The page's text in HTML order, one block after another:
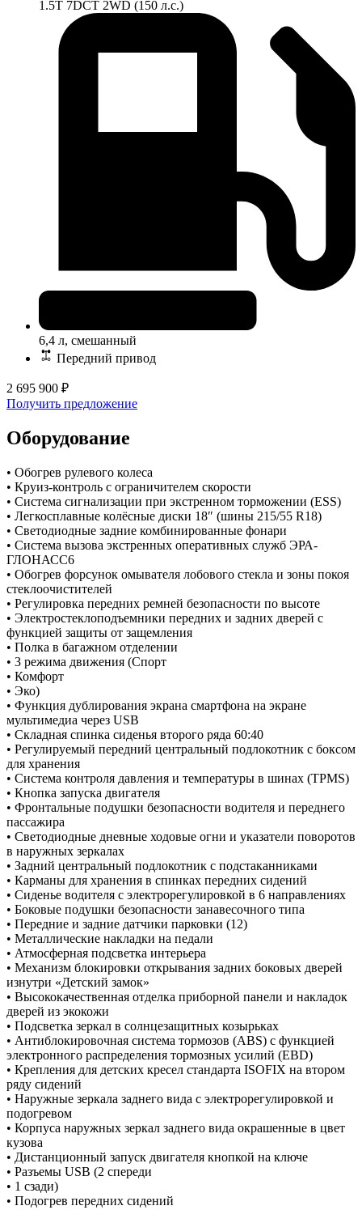
1.5T 7DCT 2WD (150 л.с.)
6,4 л, смешанный
Передний привод
2 695 900 ₽
Получить предложение
Оборудование
• Обогрев рулевого колеса
• Круиз-контроль с ограничителем скорости
• Система сигнализации при экстренном торможении (ESS)
• Легкосплавные колёсные диски 18″ (шины 215/55 R18)
• Светодиодные задние комбинированные фонари
• Система вызова экстренных оперативных служб ЭРА-
ГЛОНАСС6
• Обогрев форсунок омывателя лобового стекла и зоны покоя
стеклоочистителей
• Регулировка передних ремней безопасности по высоте
• Электростеклоподъемники передних и задних дверей с
функцией защиты от защемления
• Полка в багажном отделении
• 3 режима движения (Спорт
• Комфорт
• Эко)
• Функция дублирования экрана смартфона на экране
мультимедиa через USB
• Складная спинка сиденья второго ряда 60:40
• Регулируемый передний центральный подлокотник с боксом
для хранения
• Система контроля давления и температуры в шинах (TPMS)
• Кнопка запуска двигателя
• Фронтальные подушки безопасности водителя и переднего
пассажира
• Светодиодные дневные ходовые огни и указатели поворотов
в наружных зеркалах
• Задний центральный подлокотник с подстаканниками
• Карманы для хранения в спинках передних сидений
• Сиденье водителя с электрорегулировкой в 6 направлениях
• Боковые подушки безопасности занавесочного типа
• Передние и задние датчики парковки (12)
• Металлические накладки на педали
• Атмосферная подсветка интерьера
• Механизм блокировки открывания задних боковых дверей
изнутри «Детский замок»
• Высококачественная отделка приборной панели и накладок
дверей из экокожи
• Подсветка зеркал в солнцезащитных козырьках
• Антиблокировочная система тормозов (ABS) с функцией
электронного распределения тормозных усилий (EBD)
• Крепления для детских кресел стандарта ISOFIX на втором
ряду сидений
• Наружные зеркала заднего вида с электрорегулировкой и
подогревом
• Корпуса наружных зеркал заднего вида окрашенные в цвет
кузова
• Дистанционный запуск двигателя кнопкой на ключе
• Разъемы USB (2 спереди
• 1 сзади)
• Подогрев передних сидений